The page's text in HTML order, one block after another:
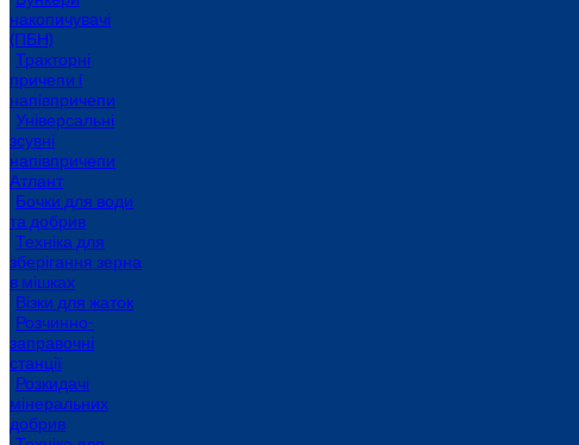
накопичувачі
(ПБН)
Тракторні
причепи i
напiвпричепи
Універсальні
зсувні
напівпричепи
Атлант
Бочки для води
та добрив
Техніка для
зберігання зерна
в мішках
Візки для жаток
Розчинно-
заправочні
станції
Розкидачі
мінеральних
добрив